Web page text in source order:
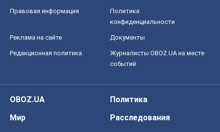
Правовая информация
Политика
конфиденциальности
Реклама на сайте Документы
Редакционная политика
Журналисты OBOZ.UA на месте
событий
OBOZ.UA
Политика
Мир
Расследования